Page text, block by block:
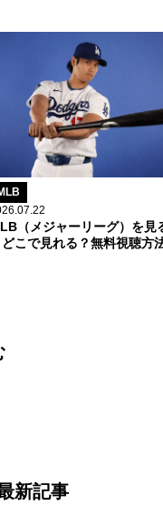
（メジャーリーグ）を見
どこで見れる？無料視聴方
新記事